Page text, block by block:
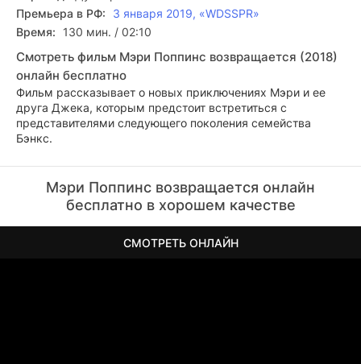
Премьера в РФ:
3 января 2019, «WDSSPR»
Время:
130 мин. / 02:10
Смотреть фильм Мэри Поппинс возвращается (2018)
онлайн бесплатно
Фильм рассказывает о новых приключениях Мэри и ее
друга Джека, которым предстоит встретиться с
представителями следующего поколения семейства
Бэнкс.
Мэри Поппинс возвращается онлайн
бесплатно в хорошем качестве
СМОТРЕТЬ ОНЛАЙН